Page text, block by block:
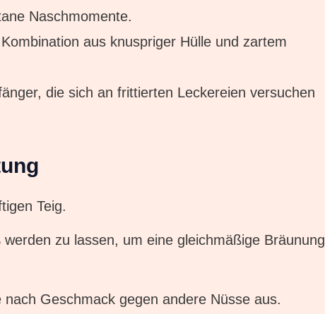
Naschmomente.
aus knuspriger Hülle und zartem
die sich an frittierten Leckereien versuchen
Teig.
zu lassen, um eine gleichmäßige Bräunung
Geschmack gegen andere Nüsse aus.